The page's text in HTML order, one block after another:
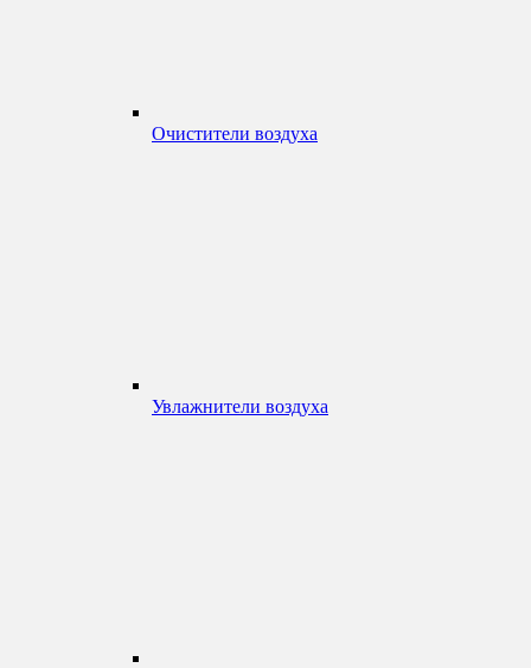
Очистители воздуха
Увлажнители воздуха